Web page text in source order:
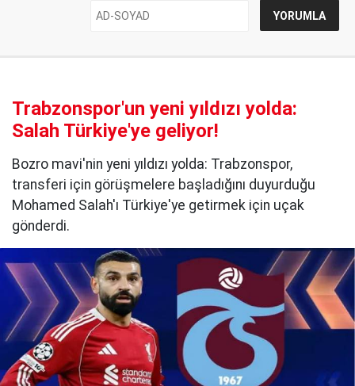
Trabzonspor'un yeni yıldızı yolda:
Salah Türkiye'ye geliyor!
Bozro mavi'nin yeni yıldızı yolda: Trabzonspor,
transferi için görüşmelere başladığını duyurduğu
Mohamed Salah'ı Türkiye'ye getirmek için uçak
gönderdi.